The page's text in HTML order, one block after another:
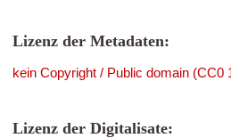
Lizenz der Metadaten:
kein Copyright / Public domain (CC0
Lizenz der Digitalisate: